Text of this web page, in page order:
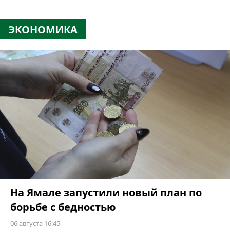
ЭКОНОМИКА
На Ямале запустили новый план по
борьбе с бедностью
06 августа 16:45